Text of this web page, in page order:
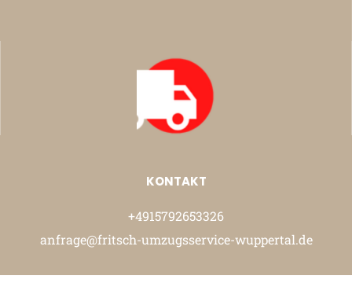
KONTAKT
+4915792653326
anfrage@fritsch-umzugsservice-wuppertal.de